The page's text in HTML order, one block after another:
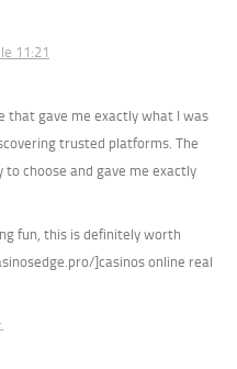
11:21
that gave me exactly what I was
trusted platforms. The
choose and gave me exactly
fun, this is definitely worth
]casinos online real